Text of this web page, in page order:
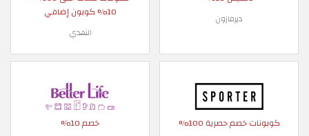
ديرمازون
10% كوبون إضافي
النهدي
كوبونات خصم حصرية 100% خصم 10%